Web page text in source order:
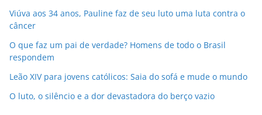
Viúva aos 34 anos, Pauline faz de seu luto uma luta contra o
câncer
O que faz um pai de verdade? Homens de todo o Brasil
respondem
Leão XIV para jovens católicos: Saia do sofá e mude o mundo
O luto, o silêncio e a dor devastadora do berço vazio